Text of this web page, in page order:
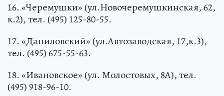
16. «Черемушки» (ул.Новочеремушкинская, 62,
к.2), тел. (495) 125-80-55.
17. «Даниловский» (ул.Автозаводская, 17,к.3),
тел. (495) 675-55-63.
18. «Ивановское» (ул. Молостовых, 8А), тел.
(495) 918-96-10.